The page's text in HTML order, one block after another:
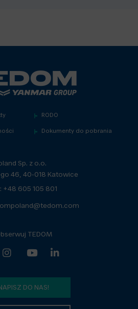
RODO
Dokumenty do pobrania
Sp. z o.o.
46, 40-018 Katowice
+48 605 105 801
TEDOM
DO NAS!